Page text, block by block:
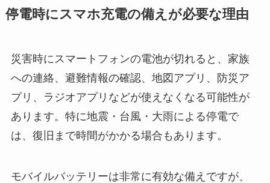
停電時にスマホ充電の備えが必要な理由
災害時にスマートフォンの電池が切れると、家族
への連絡、避難情報の確認、地図アプリ、防災ア
プリ、ラジオアプリなどが使えなくなる可能性が
あります。特に地震・台風・大雨による停電で
は、復旧まで時間がかかる場合もあります。
モバイルバッテリーは非常に有効な備えですが、